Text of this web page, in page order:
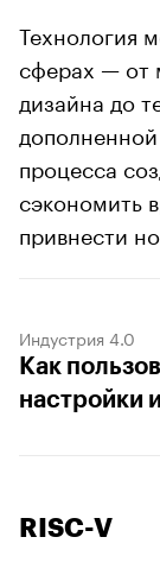
Технология
сферах — от
дизайна до
процесса
сэкономить
привнести
Индустрия 4.0
Как
настройки
RISC-V